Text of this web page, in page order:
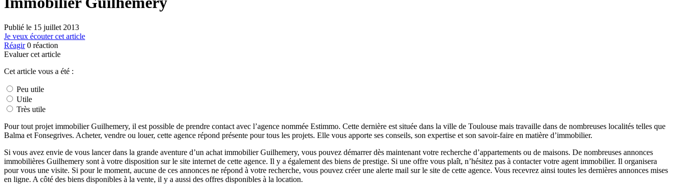
Publié le 15 juillet 2013
Je veux écouter cet article
Réagir 0 réaction
Evaluer cet article
Cet article vous a été :
Peu utile
Utile
Très utile
Pour tout projet immobilier Guilhemery, il est possible de prendre contact avec l’agence nommée Estimmo. Cette dernière est située dans la ville de Toulouse mais travaille dans de nombreuses localités telles que
Balma et Fonsegrives. Acheter, vendre ou louer, cette agence répond présente pour tous les projets. Elle vous apporte ses conseils, son expertise et son savoir-faire en matière d’immobilier.
Si vous avez envie de vous lancer dans la grande aventure d’un achat immobilier Guilhemery, vous pouvez démarrer dès maintenant votre recherche d’appartements ou de maisons. De nombreuses annonces
immobilières Guilhemery sont à votre disposition sur le site internet de cette agence. Il y a également des biens de prestige. Si une offre vous plaît, n’hésitez pas à contacter votre agent immobilier. Il organisera
pour vous une visite. Si pour le moment, aucune de ces annonces ne répond à votre recherche, vous pouvez créer une alerte mail sur le site de cette agence. Vous recevrez ainsi toutes les dernières annonces mises
en ligne. A côté des biens disponibles à la vente, il y a aussi des offres disponibles à la location.